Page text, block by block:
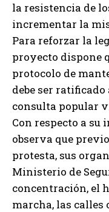
la resistencia de
incrementar la
Para reforzar la
proyecto dispone
protocolo de
debe ser
consulta popular
Con respecto a
observa que
protesta, sus
Ministerio de
concentración, el
marcha, las calles